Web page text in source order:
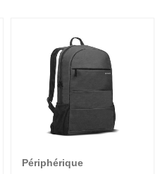
Périphérique